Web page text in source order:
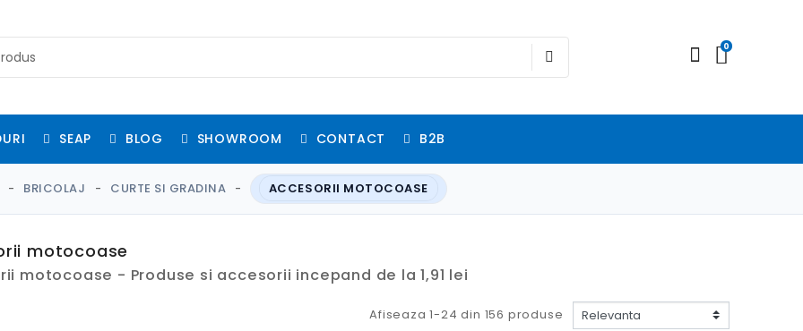
0
SEAP BLOG SHOWROOM CONTACT B2B
BRICOLAJ CURTE SI GRADINA ACCESORII MOTOCOASE
motocoase
motocoase - Produse si accesorii incepand de la 1,91 lei
Afiseaza 1-24 din 156 produse